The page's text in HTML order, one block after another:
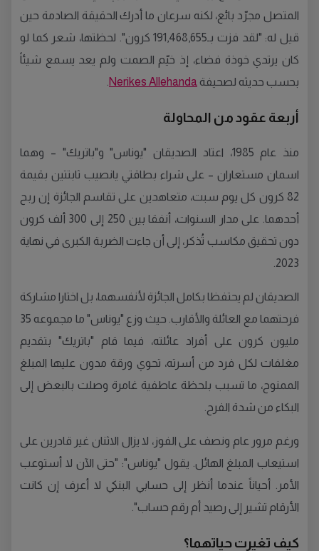
المتصل مجرّد بائع، لكنه سرعان ما أدرك الحقيقة الصادمة حين
قيل له: "لقد فزت بـ191,468,655 كرون". لحظتها، شعر كما لو
كان يرتدي خوذة فضاء، إذ خيّم الصمت ولم يعد يسمع شيئاً
بحسب حديثه لصحيفة Nerikes Allehanda
أربعة عقود من المحاولة
منذ عام 1985، اعتاد الصديقان "يوناس" و"باتريك" – وهما
اسمان مستعاران – على شراء بطاقتي يانصيب ثابتتين بقيمة
82 كرون كل يوم سبت، متعاهدين على تقاسم الجائزة إن ربح
أحدهما. على مدار السنوات، أنفقا بين 250 إلى 300 ألف كرون
دون تحقيق مكاسب تُذكر، إلى أن جاءت الضربة الكبرى في نهاية
2023.
الصديقان لم يحتفظا بكامل الجائزة لأنفسهما، بل اختارا مشاركة
فرحتهما مع العائلة والأقارب. حيث وزع "يوناس" ما مجموعه 35
مليون كرون على أفراد عائلته، فيما قام "باتريك" بتقديم
مغلفات لكل فرد من أسرته، تحوي ورقة مدون عليها المبلغ
الممنوح، ما تسبب بلحظة عاطفية غامرة وصلت بالبعض إلى
البكاء من شدة الفرح.
ورغم مرور عام ونصف على الفوز، لا يزال الاثنان غير قادرين على
استيعاب المبلغ الهائل. يقول "يوناس": "حتى الآن لا أستوعب
الأمر. أحياناً عندما أنظر إلى حسابي البنكي لا أعرف إن كانت
الأرقام تشير إلى رصيد أم رقم حساب".
كيف تغيرت حياتهما؟